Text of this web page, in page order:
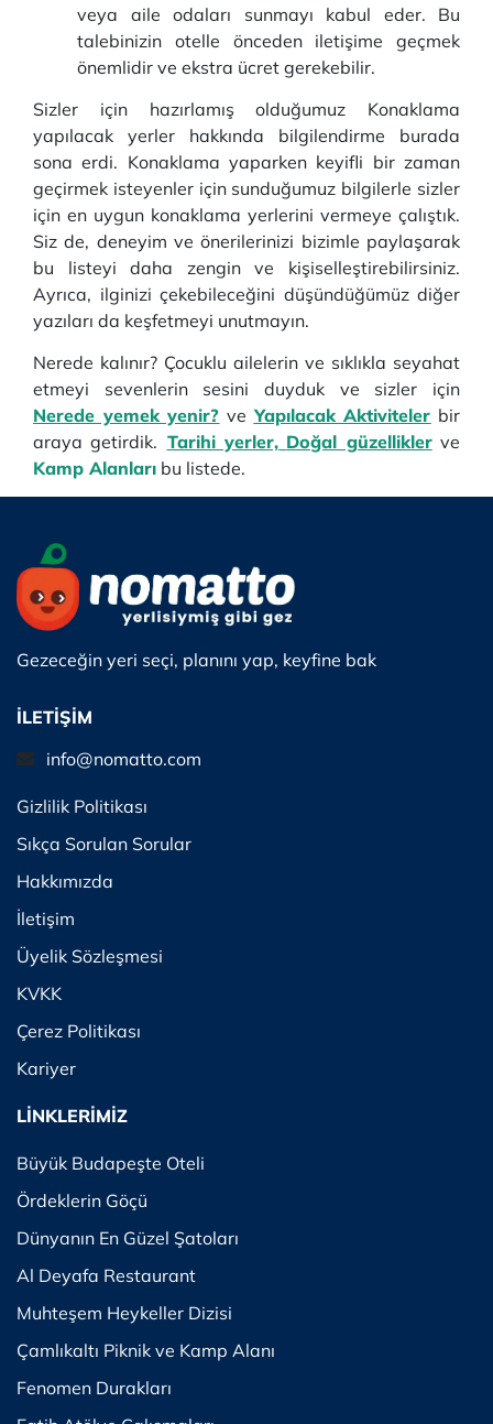
veya aile odaları sunmayı kabul eder. Bu
talebinizin otelle önceden iletişime geçmek
önemlidir ve ekstra ücret gerekebilir.
Sizler için hazırlamış olduğumuz Konaklama
yapılacak yerler hakkında bilgilendirme burada
sona erdi. Konaklama yaparken keyifli bir zaman
geçirmek isteyenler için sunduğumuz bilgilerle sizler
için en uygun konaklama yerlerini vermeye çalıştık.
Siz de, deneyim ve önerilerinizi bizimle paylaşarak
bu listeyi daha zengin ve kişiselleştirebilirsiniz.
Ayrıca, ilginizi çekebileceğini düşündüğümüz diğer
yazıları da keşfetmeyi unutmayın.
Nerede kalınır? Çocuklu ailelerin ve sıklıkla seyahat
etmeyi sevenlerin sesini duyduk ve sizler için
Nerede yemek yenir? veYapılacak Aktiviteler bir
araya getirdik. Tarihi yerler, Doğal güzelliklerve
Kamp Alanları bu listede.
Gezeceğin yeri seçi, planını yap, keyfine bak
İLETİŞİM
info@nomatto.com
Gizlilik Politikası
Sıkça Sorulan Sorular
Hakkımızda
İletişim
Üyelik Sözleşmesi
KVKK
Çerez Politikası
Kariyer
LİNKLERİMİZ
Büyük Budapeşte Oteli
Ördeklerin Göçü
Dünyanın En Güzel Şatoları
Al Deyafa Restaurant
Muhteşem Heykeller Dizisi
Çamlıkaltı Piknik ve Kamp Alanı
Fenomen Durakları